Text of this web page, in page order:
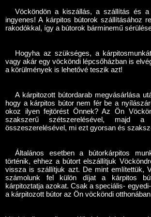
Vöcköndön a kiszállás, a szállítás és
ingyenes! A kárpitos bútorok szállításához
rakodókkal, így a bútorok bárminemű
Hogyha az szükséges, a
vagy akár egy vöcköndi lépcsőházban is
a körülmények is lehetővé teszik azt!
A kárpitozott bútordarab megvásárlása
hogy a kárpitos bútor nem fér be a
okoz ilyen fejtörést Önnek? Az Ön
szakszerű szétszerelésével, majd
összeszerelésével, mi ezt gyorsan és
Általános esetben a bútorkárpitos
történik, ehhez a bútort elszállítjuk
vissza is szállítjuk azt. De mint említettük,
számolunk fel külön díjat a kárpitos
kárpitoztatja azokat. Csak a speciális-
a kárpitozott bútor az Ön vöcköndi